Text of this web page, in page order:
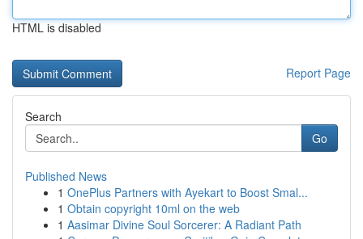
HTML is disabled
Report Page
Search
Go
Published News
1 OnePlus Partners with Ayekart to Boost Smal...
1 Obtain copyright 10ml on the web
1 Aasimar Divine Soul Sorcerer: A Radiant Path